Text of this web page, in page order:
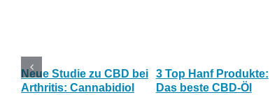
Neue Studie zu CBD bei
Arthritis: Cannabidiol
3 Top Hanf Produkte:
Das beste CBD-Öl